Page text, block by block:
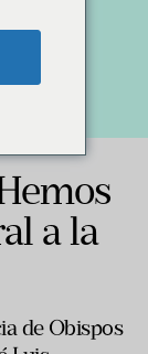
a la
de Obispos